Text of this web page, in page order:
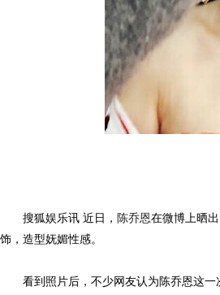
搜狐娱乐讯 近日， 陈乔恩在微博上晒
饰，造型妩媚性感。
看到照片后，不少网友认为陈乔恩这一